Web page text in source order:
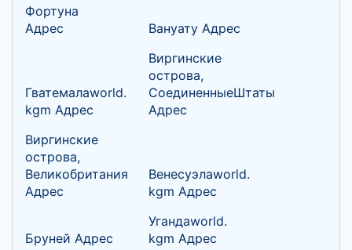
Фортуна
Адрес
Вануату Адрес
Гватемалаworld.
kgm Адрес
Виргинские
острова,
СоединенныеШтаты
Адрес
Виргинские
острова,
Великобритания
Адрес
Венесуэлаworld.
kgm Адрес
Бруней Адрес
Угандаworld.
kgm Адрес